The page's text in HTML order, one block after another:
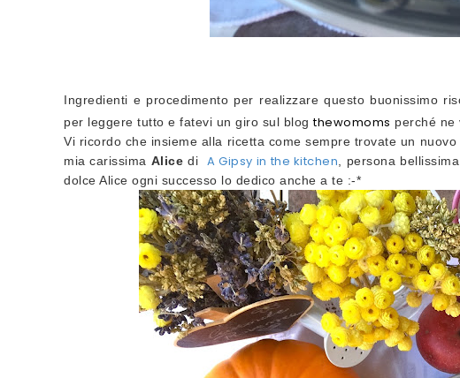
Ingredienti e procedimento per realizzare questo buonissimo
per leggere tutto e fatevi un giro sul blogthewomoms perché ne
Vi ricordo che insieme alla ricetta come sempre trovate un
mia carissima Alice di A Gipsy in the kitchen , persona
dolce Alice ogni successo lo dedico anche a te :-*